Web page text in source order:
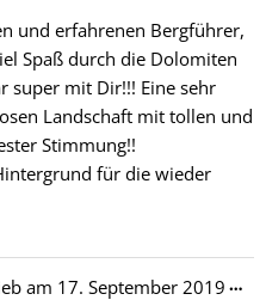
und erfahrenen Bergführer,
Spaß durch die Dolomiten
super mit Dir!!! Eine sehr
Landschaft mit tollen und
Stimmung!!
für die wieder
am 17. September 2019 …